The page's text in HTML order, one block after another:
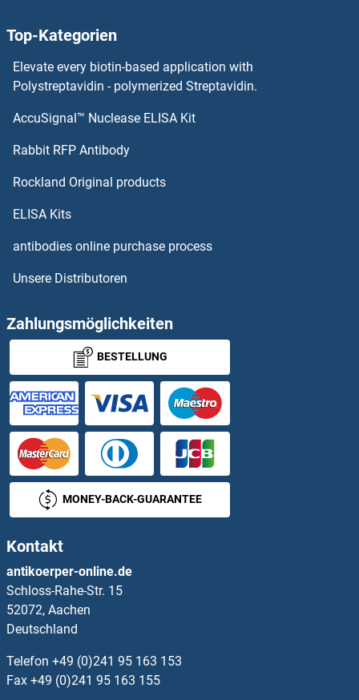
Ionized Calcium-binding Adapter Molecule 2 ELISA Kits
Ionized Calcium-binding Adapter Molecule 1 ELISA Kits
Involucrin ELISA Kits
IRS2 ELISA Kits
IRS4 ELISA Kits
ISG15 ELISA Kits
ISG20 ELISA Kits
ISL1 ELISA Kits
ISL2 ELISA Kits
Isocitrate Dehydrogenase ELISA Kits
ISPD ELISA Kits
ISR-beta ELISA Kits
ITCH ELISA Kits
ITGA11 ELISA Kits
ITGA2 ELISA Kits
Top-Kategorien
Elevate every biotin-based application with
Polystreptavidin - polymerized Streptavidin.
AccuSignal™ Nuclease ELISA Kit
Rabbit RFP Antibody
Rockland Original products
ELISA Kits
antibodies online purchase process
Unsere Distributoren
Zahlungsmöglichkeiten
BESTELLUNG
MONEY-BACK-GUARANTEE
Kontakt
antikoerper-online.de
Schloss-Rahe-Str. 15
52072, Aachen
Deutschland
Telefon +49 (0)241 95 163 153
Fax +49 (0)241 95 163 155